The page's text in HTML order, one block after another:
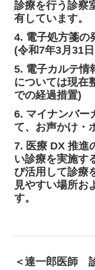
診療を行う診察
有しています。
4. 電子処方箋の
(令和7年3月31
5. 電子カルテ情
については現在
での経過措置)
6. マイナンバー
て、お声かけ・
7. 医療 DX 推進
い診療を実施す
び活用して診療
見やすい場所お
す。
＜達一郎医師